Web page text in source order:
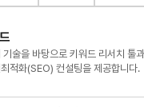
기술을 바탕으로 키워드 리서치 툴과
적화(SEO) 컨설팅을 제공합니다.